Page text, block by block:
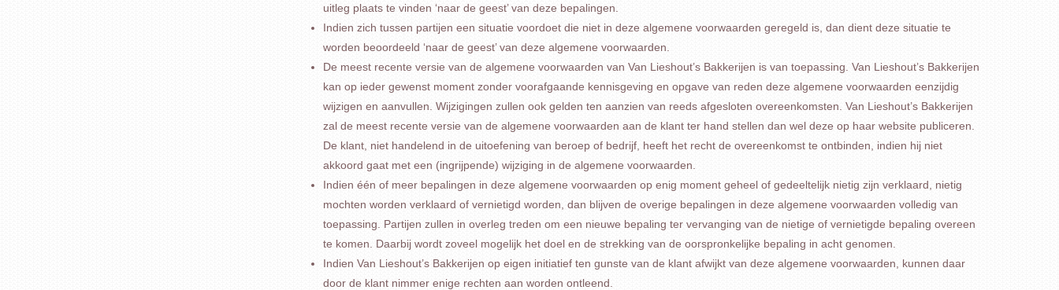
uitleg plaats te vinden ‘naar de geest’ van deze bepalingen.
Indien zich tussen partijen een situatie voordoet die niet in deze algemene voorwaarden geregeld is, dan dient deze situatie te
worden beoordeeld ‘naar de geest’ van deze algemene voorwaarden.
De meest recente versie van de algemene voorwaarden van Van Lieshout’s Bakkerijen is van toepassing. Van Lieshout’s Bakkerijen
kan op ieder gewenst moment zonder voorafgaande kennisgeving en opgave van reden deze algemene voorwaarden eenzijdig
wijzigen en aanvullen. Wijzigingen zullen ook gelden ten aanzien van reeds afgesloten overeenkomsten. Van Lieshout’s Bakkerijen
zal de meest recente versie van de algemene voorwaarden aan de klant ter hand stellen dan wel deze op haar website publiceren.
De klant, niet handelend in de uitoefening van beroep of bedrijf, heeft het recht de overeenkomst te ontbinden, indien hij niet
akkoord gaat met een (ingrijpende) wijziging in de algemene voorwaarden.
Indien één of meer bepalingen in deze algemene voorwaarden op enig moment geheel of gedeeltelijk nietig zijn verklaard, nietig
mochten worden verklaard of vernietigd worden, dan blijven de overige bepalingen in deze algemene voorwaarden volledig van
toepassing. Partijen zullen in overleg treden om een nieuwe bepaling ter vervanging van de nietige of vernietigde bepaling overeen
te komen. Daarbij wordt zoveel mogelijk het doel en de strekking van de oorspronkelijke bepaling in acht genomen.
Indien Van Lieshout’s Bakkerijen op eigen initiatief ten gunste van de klant afwijkt van deze algemene voorwaarden, kunnen daar
door de klant nimmer enige rechten aan worden ontleend.